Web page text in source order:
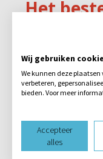
Wij gebruiken
We kunnen deze plaatsen
verbeteren,
bieden. Voor meer
Accepteer
alles